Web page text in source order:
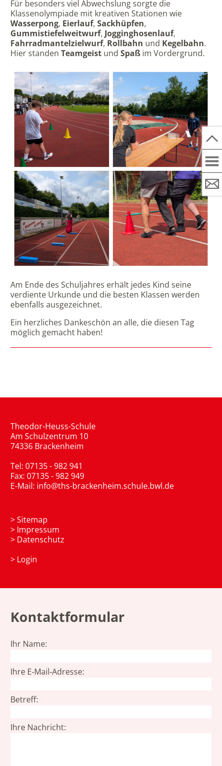
Für besonders viel Abwechslung sorgte die
Klassenolympiade mit kreativen Stationen wie
Wasserpong, Eierlauf, Sackhüpfen,
Gummistiefelweitwurf, Jogginghosenlauf,
Fahrradmantelzielwurf, Rollbahn und Kegelbahn.
Hier standen Teamgeist und Spaß im Vordergrund.
Am Ende des Schuljahres erhält jedes Kind seine
verdiente Urkunde und die besten Klassen werden
ebenfalls ausgezeichnet.
Ein herzliches Dankeschön an alle, die diesen Tag
möglich gemacht haben!
Theodor-Heuss-Schule
Am Schulzentrum 10
74336 Brackenheim
Tel: 07135 - 982 941
Fax: 07135 - 982 949
E-Mail: info@ths-brackenheim.schule.bwl.de
>Sitemap
> Impressum
> Datenschutz
> Login
Kontaktformular
Ihr Name:
Ihre E‑Mail‑Adresse:
Betreff:
Ihre Nachricht: